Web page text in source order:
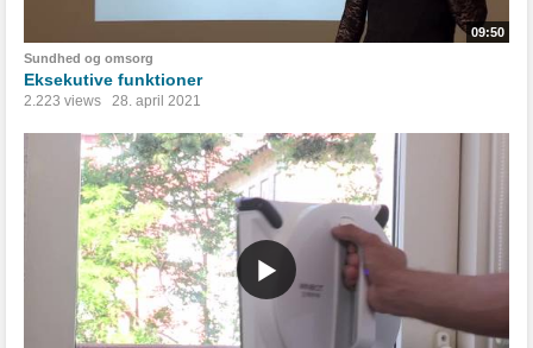
09:50
Sundhed og omsorg
Eksekutive funktioner
2.223 views 28. april 2021